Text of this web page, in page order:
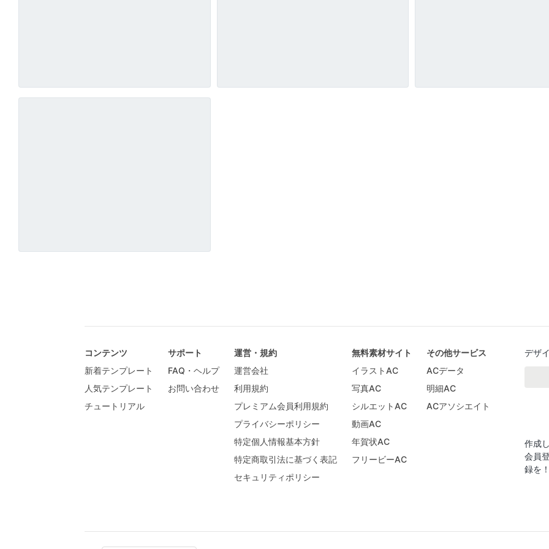
コンテンツ
新着テンプレート
人気テンプレート
チュートリアル
サポート
FAQ・ヘルプ
お問い合わせ
運営・規約
運営会社
利用規約
プレミアム会員利用規約
プライバシーポリシー
特定個人情報基本方針
特定商取引法に基づく表記
セキュリティポリシー
無料素材サイト
イラストAC
写真AC
シルエットAC
動画AC
年賀状AC
フリービーAC
その他サービス
ACデータ
明細AC
ACアソシエイト
デザ
作成
会員
録を！